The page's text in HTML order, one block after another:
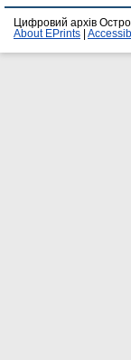
Цифровий архів
About EPrints